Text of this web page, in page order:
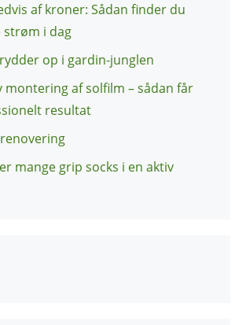
af kroner: Sådan finder du
strøm i dag
op i gardin-junglen
montering af solfilm – sådan får
resultat
mange grip socks i en aktiv